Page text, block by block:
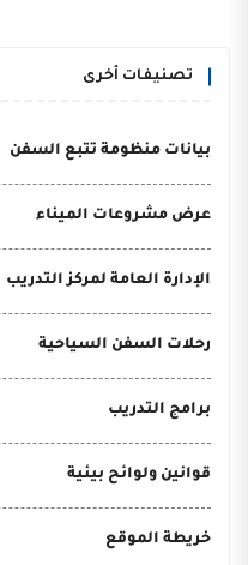
تصنيفات أخرى
بيانات منظومة تتبع السفن
عرض مشروعات الميناء
الإدارة العامة لمركز التدريب
رحلات السفن السياحية
برامج التدريب
قوانين ولوائح بيئية
خريطة الموقع